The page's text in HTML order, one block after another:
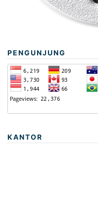
PENGUNJUNG
KANTOR